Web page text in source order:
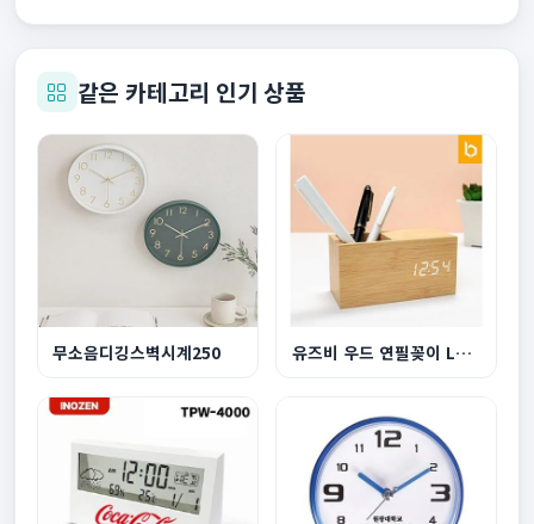
같은 카테고리 인기 상품
무소음디깅스벽시계250 유즈비 우드 연필꽂이 LED탁상시계